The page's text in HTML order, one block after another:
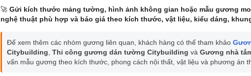
🚀 Gửi kích thước mảng tường, hình ảnh không gian hoặc mẫu gương
nghệ thuật phù hợp và báo giá theo kích thước, vật liệu, kiểu dáng,
Để xem thêm các nhóm gương liên quan, khách hàng có thể tham khảo
Citybuilding Thi công gương dán tường Citybuilding và Gương nhà
vấn mẫu gương theo kích thước, phong cách nội thất, vật liệu và phương án